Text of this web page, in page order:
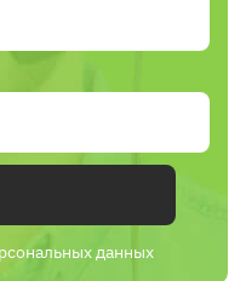
данных